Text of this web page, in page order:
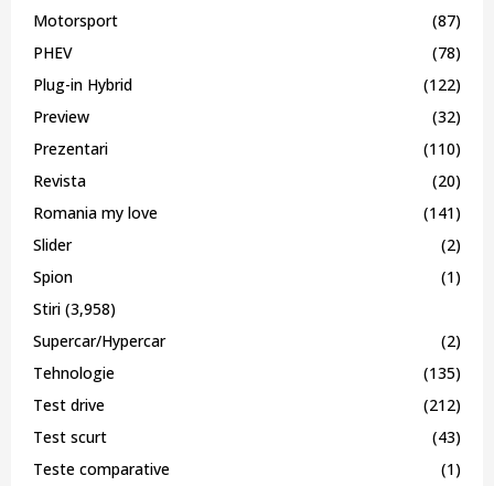
Motorsport
(87)
PHEV
(78)
Plug-in Hybrid
(122)
Preview
(32)
Prezentari
(110)
Revista
(20)
Romania my love
(141)
Slider
(2)
Spion
(1)
Stiri (3,958)
Supercar/Hypercar
(2)
Tehnologie
(135)
Test drive
(212)
Test scurt
(43)
Teste comparative
(1)